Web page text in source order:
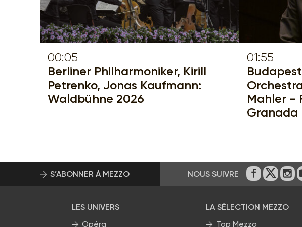
00:05
Berliner Philharmoniker, Kirill
Petrenko, Jonas Kaufmann:
Waldbühne 2026
01:55
Mahler -
Granada
S’ABONNER À MEZZO NOUS SUIVRE SurSur
LES UNIVERS
Opéra
LA SÉLECTION MEZZO
Top Mezzo